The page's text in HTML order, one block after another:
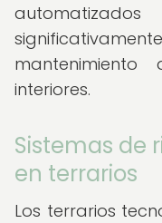
interiores.
Sistemas de
en terrarios
Los terrarios